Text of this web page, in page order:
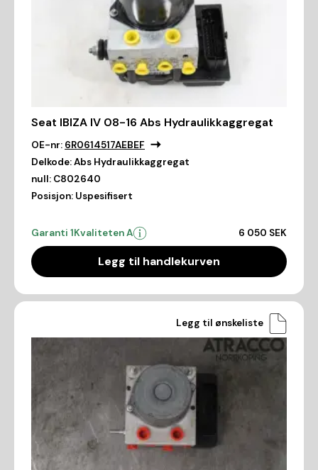
Seat IBIZA IV 08-16 Abs Hydraulikkaggregat
OE-nr: 6R0614517AEBEF
Delkode:Abs Hydraulikkaggregat
null: C802640
Posisjon: Uspesifisert
Garanti 1Kvaliteten A 6 050 SEK
Legg til handlekurven
Legg til ønskeliste